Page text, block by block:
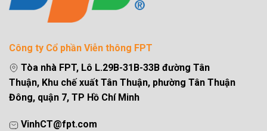
Công ty Cổ phần Viễn thông FPT
Tòa nhà FPT, Lô L.29B-31B-33B đường Tân
Thuận, Khu chế xuất Tân Thuận, phường Tân Thuận
Đông, quận 7, TP Hồ Chí Minh
VinhCT@fpt.com